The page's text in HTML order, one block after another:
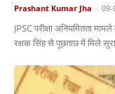
Prashant Kumar Jha - 09-
JPSC परीक्षा अनियमितता
रक्षक सिंह से पूछताछ में मिले